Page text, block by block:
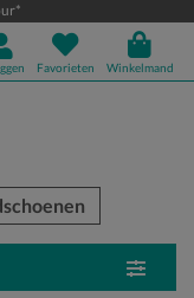
Favorieten Winkelmand